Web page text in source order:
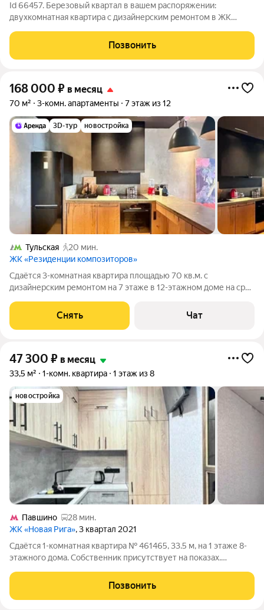
Id 66457. Березовый квартал в вашем распоряжении:
двухкомнатная квартира с дизайнерским ремонтом в ЖК
поселиться в доме, построенном в 2023 году, и сразу же
наслаждаться продуманным
Позвонить
168 000 ₽ в месяц
70 м² 3-комн. апартаменты 7 этаж из 12
3D-тур новостройка
Тульская
20 мин.
ЖК «Резиденции композиторов»
Сдаётся 3-комнатная квартира площадью 70 кв.м. с
дизайнерским ремонтом на 7 этаже в 12-этажном доме на срок
Стиральная машина Холодильник Посудомоечная машина
Снять Чат
47 300 ₽ в месяц
33,5 м² 1-комн. квартира 1 этаж из 8
новостройка
Павшино
28 мин.
ЖК «Новая Рига», 3 квартал 2021
Сдаётся 1-комнатная квартира № 461465, 33.5 м, на 1 этаже 8-
этажного дома. Собственник присутствует на показах.
оплачиваются отдельно. По условиям проживания: можно с
детьми, можно с питомцами. Срок
Позвонить